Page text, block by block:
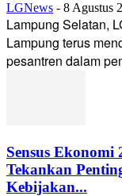
LGNews - 8 Agustus
Lampung Selatan,
Lampung terus
pesantren dalam
Sensus
Tekankan
Kebijakan...